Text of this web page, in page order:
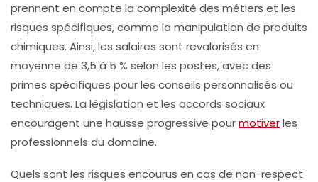
prennent en compte la complexité des métiers et les
risques spécifiques, comme la manipulation de produits
chimiques. Ainsi, les salaires sont revalorisés en
moyenne de 3,5 à 5 % selon les postes, avec des
primes spécifiques pour les conseils personnalisés ou
techniques. La législation et les accords sociaux
encouragent une hausse progressive pourmotiverles
professionnels du domaine.
Quels sont les risques encourus en cas de non-respect